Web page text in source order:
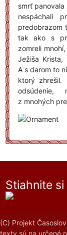
smrť
nespáchali
predobrazom
tak ako s
zomreli
Ježiša Krista,
A s darom to
ktorý zhrešil.
odsúdenie,
z mnohých
Stiahnite
(C) Projekt
texty sú na určené